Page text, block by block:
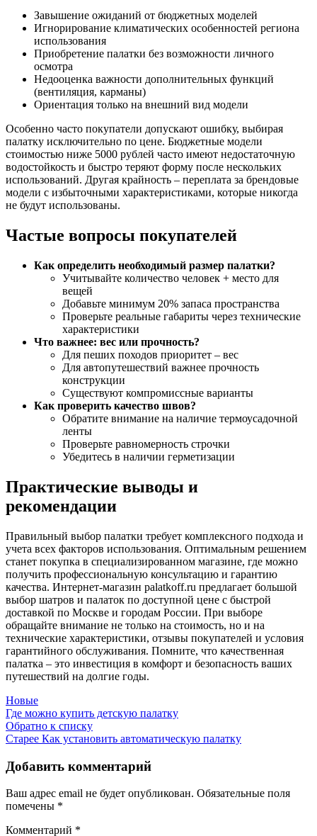
Завышение ожиданий от бюджетных моделей
Игнорирование климатических особенностей региона
использования
Приобретение палатки без возможности личного
осмотра
Недооценка важности дополнительных функций
(вентиляция, карманы)
Ориентация только на внешний вид модели
Особенно часто покупатели допускают ошибку, выбирая
палатку исключительно по цене. Бюджетные модели
стоимостью ниже 5000 рублей часто имеют недостаточную
водостойкость и быстро теряют форму после нескольких
использований. Другая крайность – переплата за брендовые
модели с избыточными характеристиками, которые никогда
не будут использованы.
Частые вопросы покупателей
Как определить необходимый размер палатки?
Учитывайте количество человек + место для
вещей
Добавьте минимум 20% запаса пространства
Проверьте реальные габариты через технические
характеристики
Что важнее: вес или прочность?
Для пеших походов приоритет – вес
Для автопутешествий важнее прочность
конструкции
Существуют компромиссные варианты
Как проверить качество швов?
Обратите внимание на наличие термоусадочной
ленты
Проверьте равномерность строчки
Убедитесь в наличии герметизации
Практические выводы и
рекомендации
Правильный выбор палатки требует комплексного подхода и
учета всех факторов использования. Оптимальным решением
станет покупка в специализированном магазине, где можно
получить профессиональную консультацию и гарантию
качества. Интернет-магазин palatkoff.ru предлагает большой
выбор шатров и палаток по доступной цене с быстрой
доставкой по Москве и городам России. При выборе
обращайте внимание не только на стоимость, но и на
технические характеристики, отзывы покупателей и условия
гарантийного обслуживания. Помните, что качественная
палатка – это инвестиция в комфорт и безопасность ваших
путешествий на долгие годы.
Новые
Где можно купить детскую палатку
Обратно к списку
Старее Как установить автоматическую палатку
Добавить комментарий
Ваш адрес email не будет опубликован. Обязательные поля
помечены *
Комментарий *